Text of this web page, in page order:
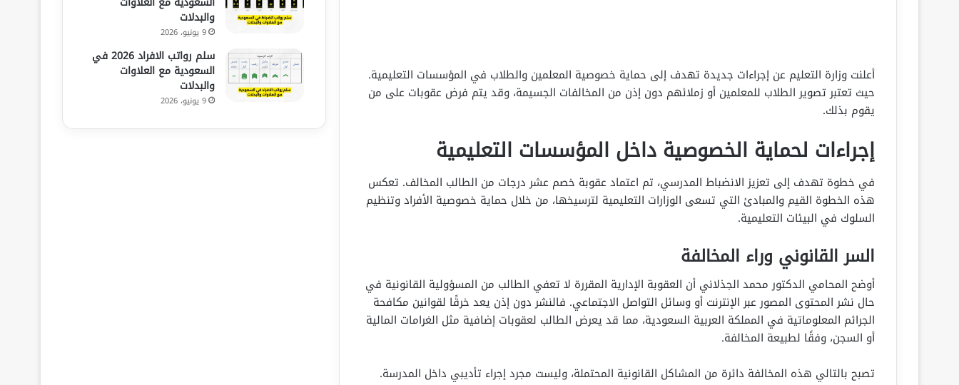
أعلنت وزارة التعليم عن إجراءات جديدة تهدف إلى حماية خصوصية المعلمين والطلاب في المؤسسات التعليمية.
حيث تعتبر تصوير الطلاب للمعلمين أو زملائهم دون إذن من المخالفات الجسيمة، وقد يتم فرض عقوبات على من
يقوم بذلك.
إجراءات لحماية الخصوصية داخل المؤسسات التعليمية
في خطوة تهدف إلى تعزيز الانضباط المدرسي، تم اعتماد عقوبة خصم عشر درجات من الطالب المخالف. تعكس
هذه الخطوة القيم والمبادئ التي تسعى الوزارات التعليمية لترسيخها، من خلال حماية خصوصية الأفراد وتنظيم
السلوك في البيئات التعليمية.
السر القانوني وراء المخالفة
أوضح المحامي الدكتور محمد الجذلاني أن العقوبة الإدارية المقررة لا تعفي الطالب من المسؤولية القانونية في
حال نشر المحتوى المصور عبر الإنترنت أو وسائل التواصل الاجتماعي. فالنشر دون إذن يعد خرقًا لقوانين مكافحة
الجرائم المعلوماتية في المملكة العربية السعودية، مما قد يعرض الطالب لعقوبات إضافية مثل الغرامات المالية
أو السجن، وفقًا لطبيعة المخالفة.
تصبح بالتالي هذه المخالفة دائرة من المشاكل القانونية المحتملة، وليست مجرد إجراء تأديبي داخل المدرسة.
والبدلات
9 يونيو، 2026
سلم رواتب الافراد 2026 في
السعودية مع العلاوات
والبدلات
9 يونيو، 2026